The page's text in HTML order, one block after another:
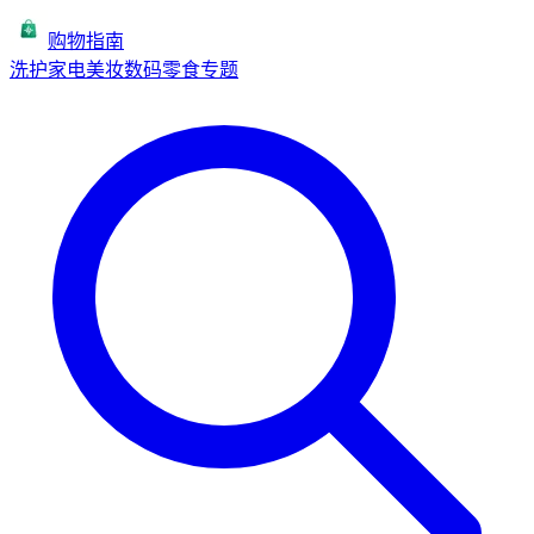
购物指南
洗护家电美妆数码零食专题